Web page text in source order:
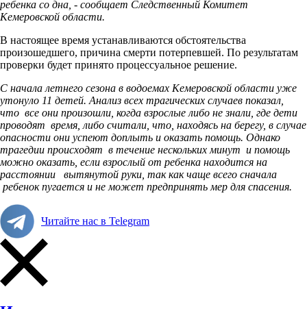
ребенка со дна, - сообщает Следственный Комитет
Кемеровской области.
В настоящее время устанавливаются обстоятельства
произошедшего, причина смерти потерпевшей. По результатам
проверки будет принято процессуальное решение.
С начала летнего сезона в водоемах Кемеровской области уже
утонуло 11 детей. Анализ всех трагических случаев показал,
что все они произошли, когда взрослые либо не знали, где дети
проводят время, либо считали, что, находясь на берегу, в случае
опасности они успеют доплыть и оказать помощь. Однако
трагедии происходят в течение нескольких минут и помощь
можно оказать, если взрослый от ребенка находится на
расстоянии вытянутой руки, так как чаще всего сначала
ребенок пугается и не может предпринять мер для спасения.
Читайте нас в Telegram